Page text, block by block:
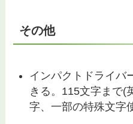
その他
インパクトドライバ
きる。115文字まで
字、一部の特殊文字